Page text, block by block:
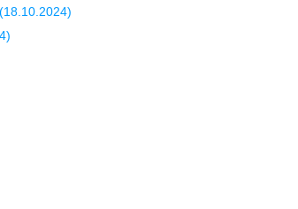
(18.10.2024)